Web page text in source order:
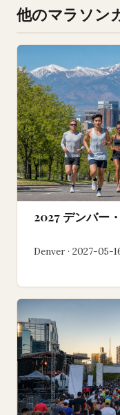
他のマラソン
2027 デンバー
Denver · 2027-05-